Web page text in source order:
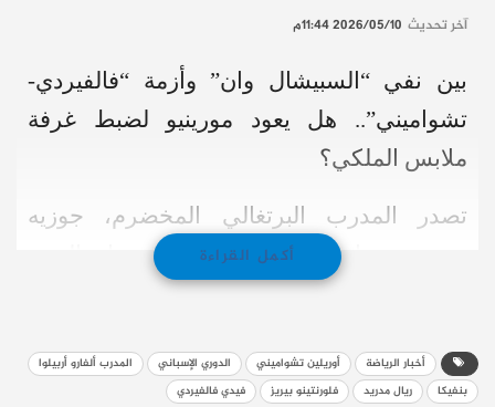
آخر تحديث 2026/05/10 11:44م
بين نفي “السبيشال وان” وأزمة “فالفيردي-
تشواميني”.. هل يعود مورينيو لضبط غرفة
ملابس الملكي؟
تصدر المدرب البرتغالي المخضرم، جوزيه
مورينيو، عناوين الصحف الرياضية صباح اليوم،
بعد مؤتمر صحفي “عاصف” عقده للحديث عن
لكن اهتمام الصحفيين انصب بالكامل على أنباء
أكمل القراءة
أخبار الرياضة أوريلين تشواميني الدوري الإسباني
المدرب ألفارو أربيلوا
بنفيكا
ريال مدريد فلورنتينو بيريز فيدي فالفيردي